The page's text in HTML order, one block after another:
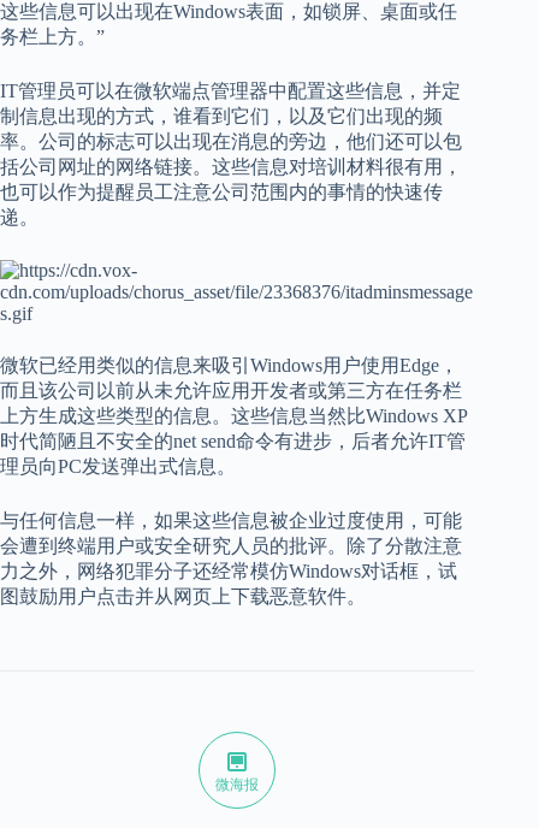
这些信息可以出现在Windows表面，如锁屏、桌面或任
务栏上方。”
IT管理员可以在微软端点管理器中配置这些信息，并定
制信息出现的方式，谁看到它们，以及它们出现的频
率。公司的标志可以出现在消息的旁边，他们还可以包
括公司网址的网络链接。这些信息对培训材料很有用，
也可以作为提醒员工注意公司范围内的事情的快速传
递。
微软已经用类似的信息来吸引Windows用户使用Edge，
而且该公司以前从未允许应用开发者或第三方在任务栏
上方生成这些类型的信息。这些信息当然比Windows XP
时代简陋且不安全的net send命令有进步，后者允许IT管
理员向PC发送弹出式信息。
与任何信息一样，如果这些信息被企业过度使用，可能
会遭到终端用户或安全研究人员的批评。除了分散注意
力之外，网络犯罪分子还经常模仿Windows对话框，试
图鼓励用户点击并从网页上下载恶意软件。
微海报